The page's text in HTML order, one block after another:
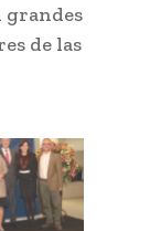
grandes
de las